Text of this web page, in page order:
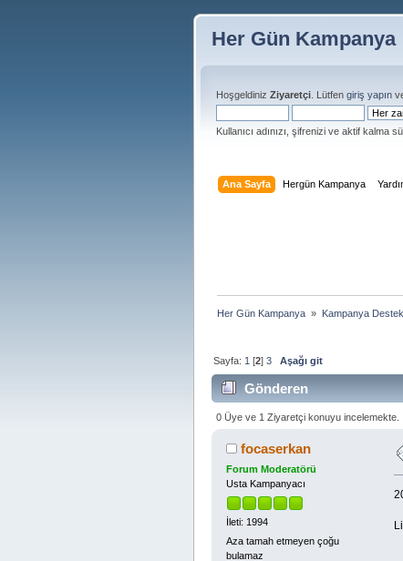
Her Gün Kampanya
Hoşgeldiniz Ziyaretçi . Lütfen giriş yapın
Kullanıcı adınızı, şifrenizi ve aktif kalma
Ana Sayfa Hergün Kampanya
Her Gün Kampanya » Kampanya Destek
Sayfa: 1 [2]3 Aşağı git
Gönderen
0 Üye ve 1 Ziyaretçi konuyu incelemekte.
focaserkan
Forum Moderatörü
Usta Kampanyacı
İleti: 1994
Aza tamah etmeyen çoğu
bulamaz